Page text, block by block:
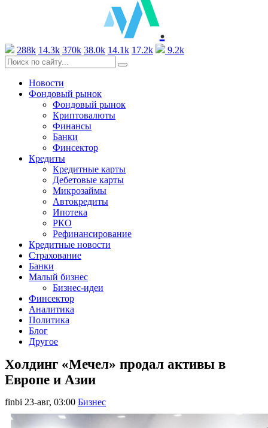
.
288k 14.3k 370k 38.0k 14.1k 17.2k 9.2k
Новости
Фондовый рынок
Фондовый рынок
Криптовалюты
Финансы
Банки
Финсектор
Кредиты
Кредитные карты
Дебетовые карты
Микрозаймы
Автокредиты
Ипотека
РКО
Рефинансирование
Кредитные новости
Страхование
Банки
Малый бизнес
Бизнес-идеи
Финсектор
Аналитика
Политика
Блог
Другое
Холдинг «Мечел» продал активы в
Европе и Азии
finbi 23-авг, 03:00 Бизнес